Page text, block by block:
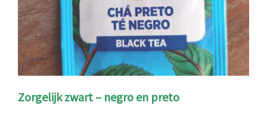
Zorgelijk zwart – negro en preto